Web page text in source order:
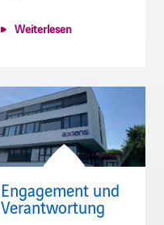
Weiterlesen
Engagement und
Verantwortung